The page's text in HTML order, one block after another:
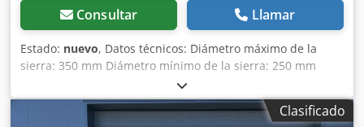
Consultar Llamar
Estado: nuevo, Datos técnicos: Diámetro máximo de la
sierra: 350 mm Diámetro mínimo de la sierra: 250 mm
Diámetro del eje de la sierra: 30 mm Diámetro del incisor:
120 mm Diámetro del eje del incisor: 20 mm Incisor con
motor independiente Sierra inclinable de 0° a 45° Ajuste
Clasificado